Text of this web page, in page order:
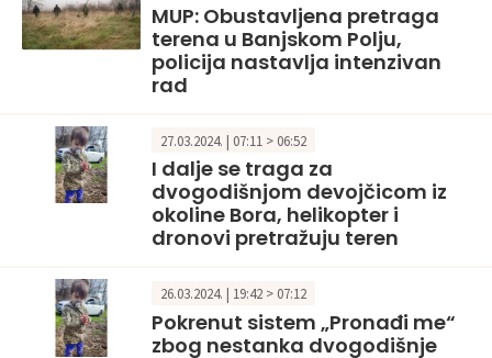
MUP: Obustavljena pretraga
terena u Banjskom Polju,
policija nastavlja intenzivan
rad
27.03.2024. | 07:11 > 06:52
I dalje se traga za
dvogodišnjom devojčicom iz
okoline Bora, helikopter i
dronovi pretražuju teren
26.03.2024. | 19:42 > 07:12
Pokrenut sistem „Pronađi me“
zbog nestanka dvogodišnje